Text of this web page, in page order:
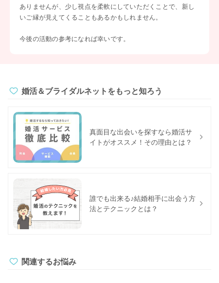
ありませんが、少し視点を柔軟にしていただくことで、新し
いご縁が見えてくることもあるかもしれません。
今後の活動の参考になれば幸いです。
婚活＆ブライダルネットをもっと知ろう
真面目な出会いを探すなら婚活サ
イトがオススメ！その理由とは？
誰でも出来る♪結婚相手に出会う方
法とテクニックとは？
関連するお悩み